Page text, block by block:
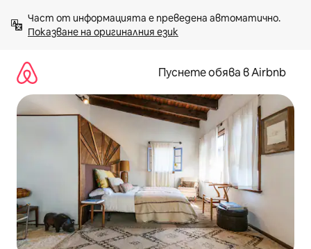
към
съдържанието
Показване на оригиналния език
Пуснете обява в Airbnb